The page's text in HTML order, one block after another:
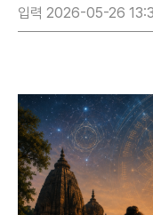
입력 2026-05-26